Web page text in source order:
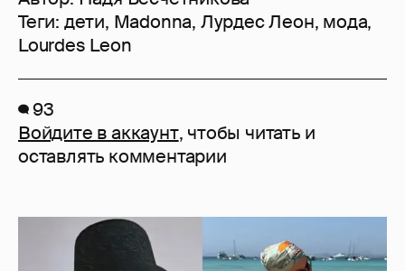
Теги: дети, Madonna, Лурдес Леон, мода,
Lourdes Leon
93
Войдите в аккаунт, чтобы читать и
оставлять комментарии